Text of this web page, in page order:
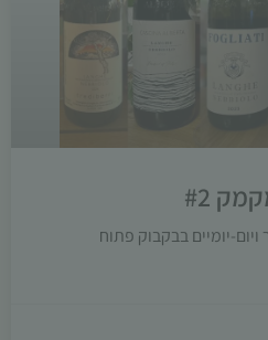
#2
יומיים בבקבוק פתוח